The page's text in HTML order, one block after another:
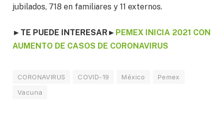
jubilados, 718 en familiares y 11 externos.
►TE PUEDE INTERESAR► PEMEX INICIA 2021 CON
AUMENTO DE CASOS DE CORONAVIRUS
CORONAVIRUS COVID-19 México
Pemex
Vacuna